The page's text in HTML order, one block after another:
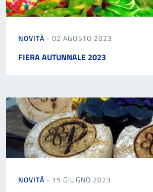
NOVITÀ - 02 AGOSTO 2023
FIERA AUTUNNALE 2023
NOVITÀ - 15 GIUGNO 2023